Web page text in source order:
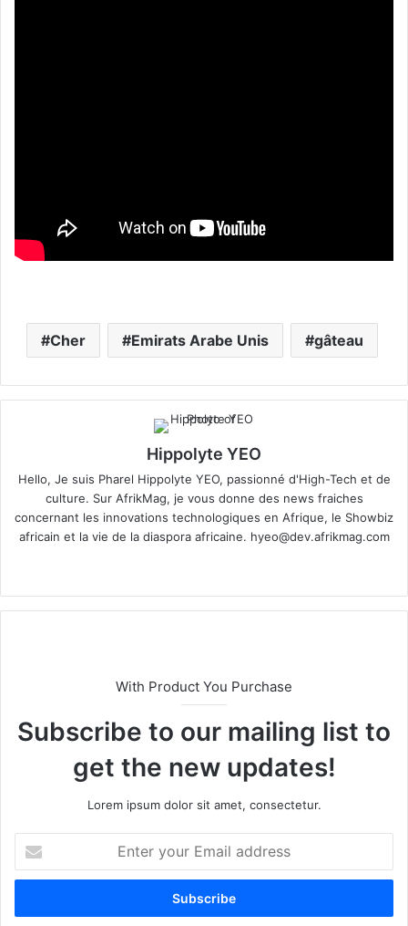
Cher Emirats Arabe Unis gâteau
Hippolyte YEO
Hello, Je suis Pharel Hippolyte YEO, passionné d'High-Tech et de
culture. Sur AfrikMag, je vous donne des news fraiches
concernant les innovations technologiques en Afrique, le Showbiz
africain et la vie de la diaspora africaine. hyeo@dev.afrikmag.com
te
With Product You Purchase
Subscribe to our mailing list to
get the new updates!
Lorem ipsum dolor sit amet, consectetur.
t
r